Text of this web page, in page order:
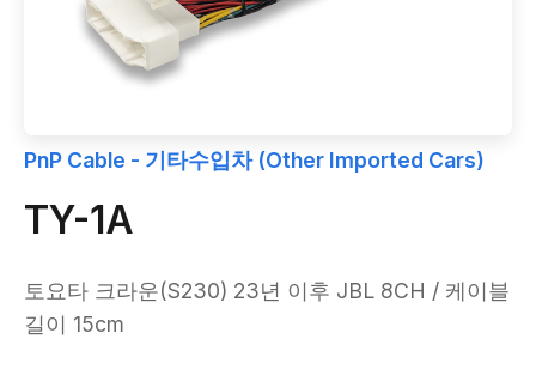
PnP Cable - 기타수입차 (Other Imported Cars)
TY-1A
토요타 크라운(S230) 23년 이후 JBL 8CH / 케이블
길이 15cm